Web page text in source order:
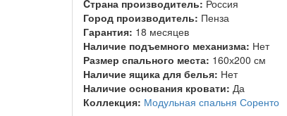
Cтрана производитель: Россия
Город производитель: Пенза
Гарантия: 18 месяцев
Наличие подъемного механизма: Нет
Размер спального места: 160х200 см
Наличие ящика для белья: Нет
Наличие основания кровати: Да
Коллекция: Модульная спальня Соренто